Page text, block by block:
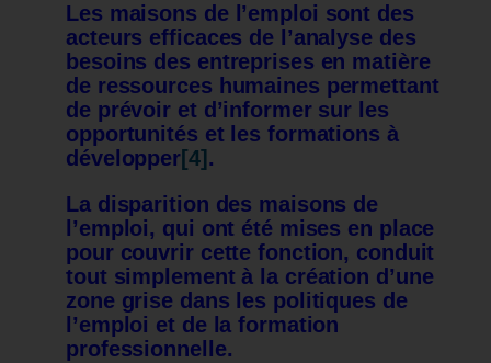
Les maisons de l’emploi sont des
acteurs efficaces de l’analyse des
besoins des entreprises en matière
de ressources humaines permettant
de prévoir et d’informer sur les
opportunités et les formations à
développer[4] .
La disparition des maisons de
l’emploi, qui ont été mises en place
pour couvrir cette fonction, conduit
tout simplement à la création d’une
zone grise dans les politiques de
l’emploi et de la formation
professionnelle.